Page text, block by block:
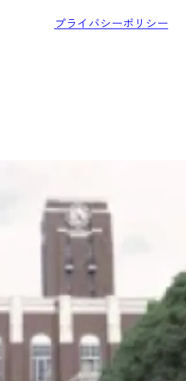
プライバシーポリシー